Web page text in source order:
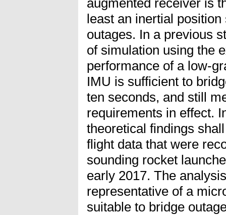
least an inertial
outages. In a previous
of simulation using the
performance of a low-
IMU is sufficient to
ten seconds, and still
requirements in effect.
theoretical findings
flight data that were
sounding rocket
early 2017. The
representative of a
suitable to bridge